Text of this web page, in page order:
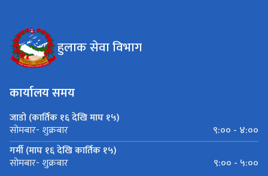
हुलाक सेवा विभाग
कार्यालय समय
जाडो (कार्तिक १६ देखि माघ १५)
सोमबार- शुक्रबार
९:०० - ४:००
गर्मी (माघ १६ देखि कार्तिक १५)
सोमबार- शुक्रबार ९:०० - ५:००